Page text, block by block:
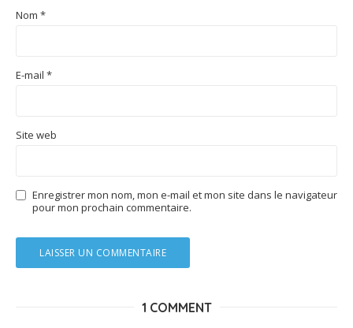
Nom *
E-mail *
Site web
Enregistrer mon nom, mon e-mail et mon site dans le navigateur
pour mon prochain commentaire.
1 COMMENT